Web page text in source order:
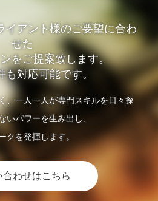
イアント様のご要望に合わ
せた
をご提案致します。
も対応可能です。
、一人一人が専門スキルを日々探
いパワーを生み出し、
クを発揮します。
合わせはこちら